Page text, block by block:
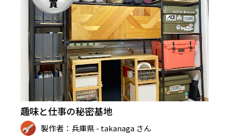
趣味と仕事の秘密基地
製作者：兵庫県 - takanaga さん